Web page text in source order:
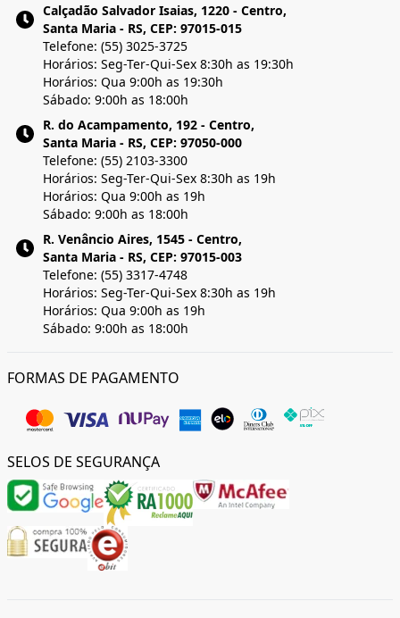
Calçadão Salvador Isaias, 1220 - Centro,
Santa Maria - RS, CEP: 97015-015
Telefone: (55) 3025-3725
Horários: Seg-Ter-Qui-Sex 8:30h as 19:30h
Horários: Qua 9:00h as 19:30h
Sábado: 9:00h as 18:00h
R. do Acampamento, 192 - Centro,
Santa Maria - RS, CEP: 97050-000
Telefone: (55) 2103-3300
Horários: Seg-Ter-Qui-Sex 8:30h as 19h
Horários: Qua 9:00h as 19h
Sábado: 9:00h as 18:00h
R. Venâncio Aires, 1545 - Centro,
Santa Maria - RS, CEP: 97015-003
Telefone: (55) 3317-4748
Horários: Seg-Ter-Qui-Sex 8:30h as 19h
Horários: Qua 9:00h as 19h
Sábado: 9:00h as 18:00h
FORMAS DE PAGAMENTO
SELOS DE SEGURANÇA